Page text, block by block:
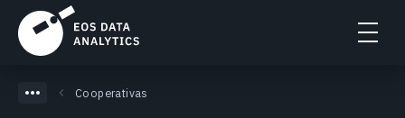
Cooperativas